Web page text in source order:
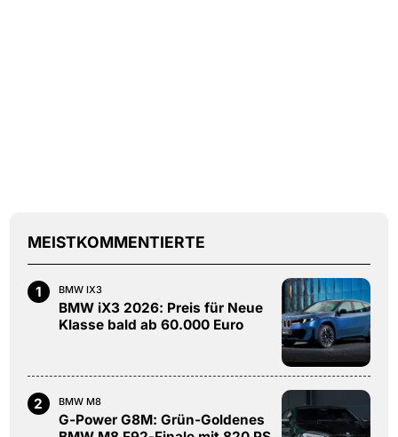
MEISTKOMMENTIERTE
1 BMW IX3
BMW iX3 2026: Preis für Neue
Klasse bald ab 60.000 Euro
2 BMW M8
G-Power G8M: Grün-Goldenes